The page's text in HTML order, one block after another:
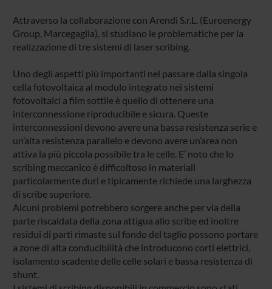
Attraverso la collaborazione con Arendi S.r.L. (Euroenergy
Group, Marcegaglia), si studiano le problematiche per la
realizzazione di tre sistemi di laser scribing.
Uno degli aspetti più importanti nel passare dalla singola
cella fotovoltaica al modulo integrato nei sistemi
fotovoltaici a film sottile è quello di ottenere una
interconnessione riproducibile e sicura. Queste
interconnessioni devono avere una bassa resistenza serie e
un’alta resistenza parallelo e devono avere un’area non
attiva la più piccola possibile tra le celle. E’ noto che lo
scribing meccanico è difficoltoso in materiali
particolarmente duri e tipicamente richiede una larghezza
di scribe superiore.
Alcuni problemi potrebbero sorgere anche per via della
parte riscaldata della zona attigua allo scribe ed inoltre
residui di parti rimaste sul fondo del taglio possono portare
a zone di alta conducibilità che introducono corti elettrici,
isolamento scadente delle celle solari e bassa resistenza di
shunt.